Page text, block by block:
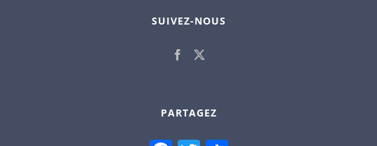
SUIVEZ-NOUS
PARTAGEZ